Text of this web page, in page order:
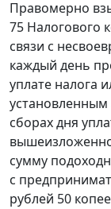
Правомерно
75 Налогового
связи с
каждый день
уплате налога
установленным
сборах дня
сумму
с
рублей 50